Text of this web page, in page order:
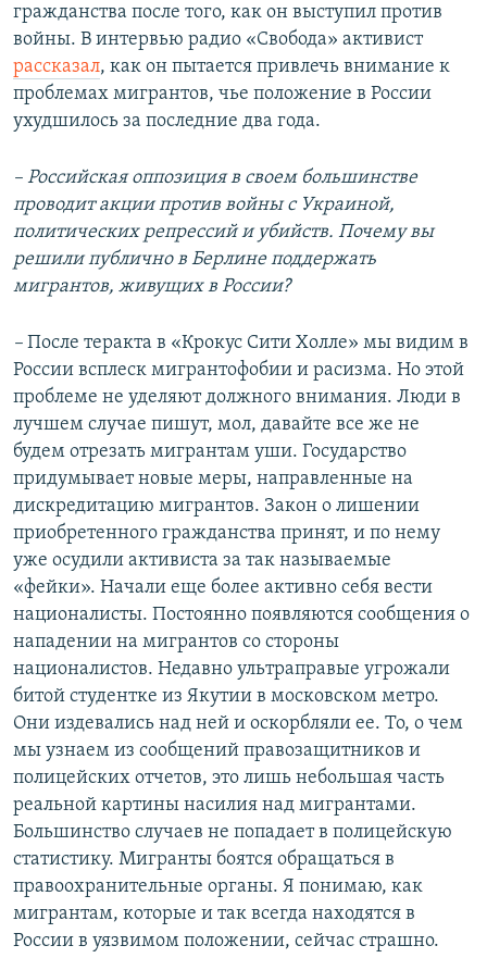
гражданства после того, как он выступил против
войны. В интервью радио «Свобода» активист
рассказал, как он пытается привлечь внимание к
проблемах мигрантов, чье положение в России
ухудшилось за последние два года.
– Российская оппозиция в своем большинстве
проводит акции против войны с Украиной,
политических репрессий и убийств. Почему вы
решили публично в Берлине поддержать
мигрантов, живущих в России?
– После теракта в «Крокус Сити Холле» мы видим в
России всплеск мигрантофобии и расизма. Но этой
проблеме не уделяют должного внимания. Люди в
лучшем случае пишут, мол, давайте все же не
будем отрезать мигрантам уши. Государство
придумывает новые меры, направленные на
дискредитацию мигрантов. Закон о лишении
приобретенного гражданства принят, и по нему
уже осудили активиста за так называемые
«фейки». Начали еще более активно себя вести
националисты. Постоянно появляются сообщения о
нападении на мигрантов со стороны
националистов. Недавно ультраправые угрожали
битой студентке из Якутии в московском метро.
Они издевались над ней и оскорбляли ее. То, о чем
мы узнаем из сообщений правозащитников и
полицейских отчетов, это лишь небольшая часть
реальной картины насилия над мигрантами.
Большинство случаев не попадает в полицейскую
статистику. Мигранты боятся обращаться в
правоохранительные органы. Я понимаю, как
мигрантам, которые и так всегда находятся в
России в уязвимом положении, сейчас страшно.